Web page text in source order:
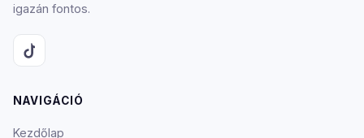
igazán fontos.
NAVIGÁCIÓ
Kezdőlap